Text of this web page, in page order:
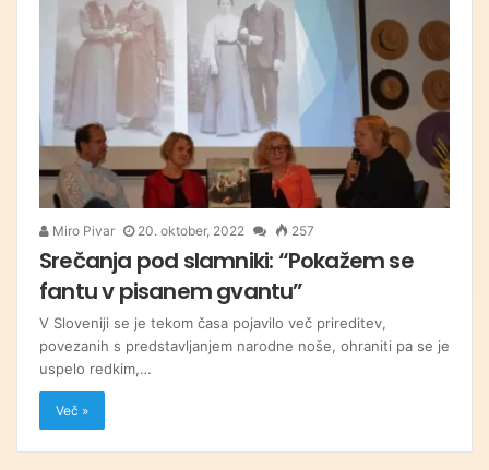
Miro Pivar 20. oktober, 2022 257
Srečanja pod slamniki: “Pokažem se
fantu v pisanem gvantu”
V Sloveniji se je tekom časa pojavilo več prireditev,
povezanih s predstavljanjem narodne noše, ohraniti pa se je
uspelo redkim,…
Več »